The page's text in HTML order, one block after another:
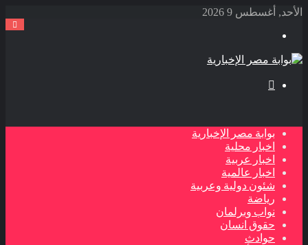
الأحد, أغسطس 9 2026
القائمة
بوابة مصر الإخبارية
اخبار محلية
اخبار عربية
اخبار عالمية
شئون دولية وعربية
رياضة
نواب وبرلمان
حقوق انسان
حوادث